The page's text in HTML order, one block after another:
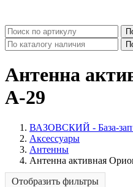
Антенна
А-29
ВАЗОВСКИЙ - База-
Аксессуары
Антенны
Антенна активная
Отобразить фильтры